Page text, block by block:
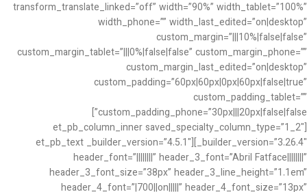
transform_translate_linked=”off” width=”90%” width_tablet=”100%”
width_phone=”” width_last_edited=”on|desktop”
custom_margin=”|||10%|false|false”
custom_margin_tablet=”|||0%|false|false” custom_margin_phone=””
custom_margin_last_edited=”on|desktop”
custom_padding=”60px|60px|0px|60px|false|true”
custom_padding_tablet=””
custom_padding_phone=”30px|||20px|false|false”]
[et_pb_column_inner saved_specialty_column_type=”1_2″
_builder_version=”3.26.4″][et_pb_text _builder_version=”4.5.1″
header_font=”||||||||” header_3_font=”Abril Fatface||||||||”
header_3_font_size=”38px” header_3_line_height=”1.1em”
header_4_font=”|700||on|||||” header_4_font_size=”13px”